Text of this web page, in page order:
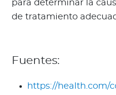
para determinar la
de tratamiento
Fuentes:
https://health.com/